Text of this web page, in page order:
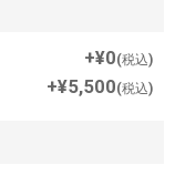
+¥0 税込
+¥5,500 税込